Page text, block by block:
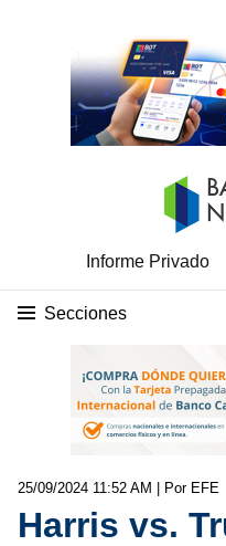
Informe Privado
Secciones
25/09/2024 11:52 AM | Por EFE
Harris vs.